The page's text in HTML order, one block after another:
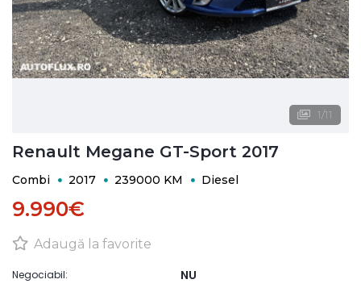
1/11
Renault Megane GT-Sport 2017
Combi 2017 239000 KM Diesel
9.990€
Adaugă la favorite
Negociabil: NU